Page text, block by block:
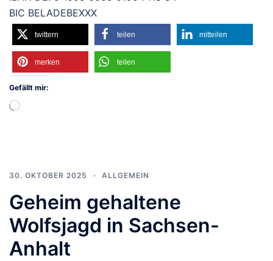
BIC BELADEBEXXX
twittern teilen mitteilen
merken teilen
Gefällt mir:
Wird
30. OKTOBER 2025 ALLGEMEIN
Geheim gehaltene
Wolfsjagd in Sachsen-
Anhalt